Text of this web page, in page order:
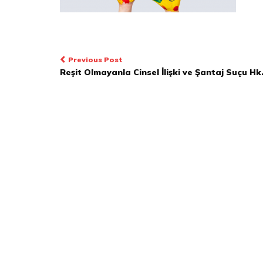
Yazı
Previous Post
Reşit Olmayanla Cinsel İlişki ve Şantaj Suçu Hk.